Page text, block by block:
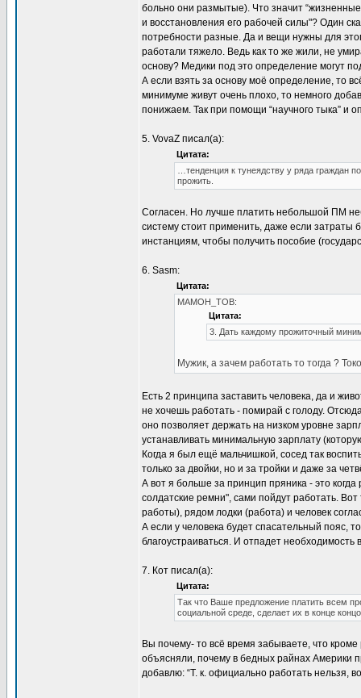
больно они размытые). Что значит
и восстановления его рабочей силы"? Один
потребности разные. Да и вещи нужны для
работали тяжело. Ведь как то же жили, не
основу? Медики под это определение могут
А если взять за основу моё определение, то
минимуме живут очень плохо, то немного
понижаем. Так при помощи “научного тыка” и
5. VovaZ писал(а):
Цитата:
…тенденция к тунеядству у ряда граждан
прожить.
Coгласен. Но лучше платить небольшой ПМ
систему стоит применить, даже если затраты
инстанциям, чтобы получить пособие
6. Sasm:
Цитата:
МАМОН_ТОВ:
Цитата:
3. Дать каждому прожиточный
Мужик, а зачем работать то тогда ?
Есть 2 принципа заставить человека, да и
не хочешь работать - помирай с голоду.
оно позволяет держать на низком уровне
устанавливать минимальную зарплату
Когда я был ещё мальчишкой, сосед так
только за двойки, но и за тройки и даже за
А вот я больше за принцип пряника - это
солдатские ремни", сами пойдут работать.
работы), рядом лодки (работа) и человек
А если у человека будет спасательный пояс,
благоустраиваться. И отпадет
7. Кот писал(а):
Цитата:
Так что Ваше предложение платить всем
социальной среде, сделает их в конце
Вы почему- то всё время забываете, что
объясняли, почему в бедных райнах Америки
добавлю: “Т. к. официально работать нельзя,